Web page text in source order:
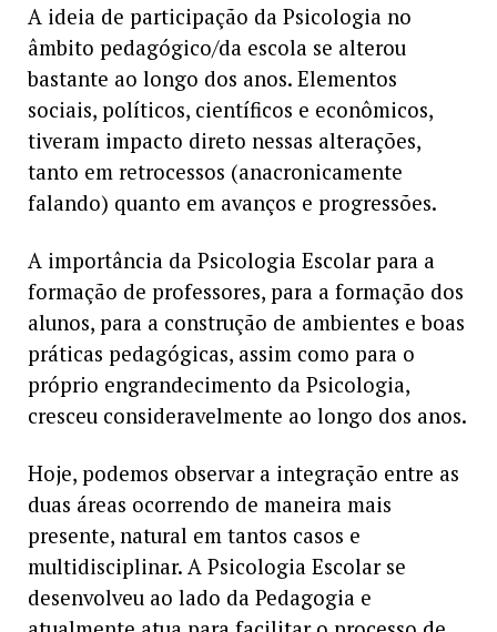
A ideia de participação da Psicologia no
âmbito pedagógico/da escola se alterou
bastante ao longo dos anos. Elementos
sociais, políticos, científicos e econômicos,
tiveram impacto direto nessas alterações,
tanto em retrocessos (anacronicamente
falando) quanto em avanços e progressões.
A importância da Psicologia Escolar para a
formação de professores, para a formação dos
alunos, para a construção de ambientes e boas
práticas pedagógicas, assim como para o
próprio engrandecimento da Psicologia,
cresceu consideravelmente ao longo dos anos.
Hoje, podemos observar a integração entre as
duas áreas ocorrendo de maneira mais
presente, natural em tantos casos e
multidisciplinar. A Psicologia Escolar se
desenvolveu ao lado da Pedagogia e